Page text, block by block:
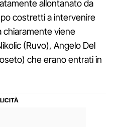
allontanato da
costretti a intervenire
chiaramente viene
(Ruvo), Angelo Del
che erano entrati in